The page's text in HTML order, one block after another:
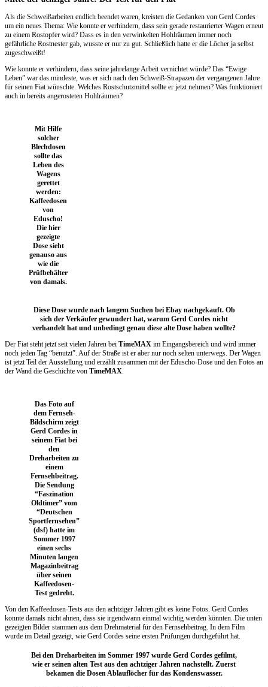
Als die Schweißarbeiten endlich beendet waren, kreisten die Gedanken von Gerd Cordes
um ein neues Thema: Wie konnte er verhindern, dass sein gerade restaurierter Wagen erneut
zu einem Rostopfer wird? Dass es in den verwinkelten Hohlräumen immer noch
gefährliche Rostnester gab, wusste er nur zu gut. Schließlich hatte er die Löcher ja selbst
zugeschweißt!
Wie konnte er verhindern, dass seine jahrelange Arbeit vernichtet würde? Das “Ewige
Leben” war das mindeste, was er sich nach den Schweiß-Strapazen der vergangenen Jahre
für seinen Fiat wünschte. Welches Rostschutzmittel sollte er jetzt nehmen? Was funktioniert
auch in bereits angerosteten Hohlräumen?
Mit Hilfe
solcher
Blechdosen
sollte das
Leben des
Wagens
gerettet
werden:
Kaffeedosen
von
Eduscho!
Die hier
gezeigte
Dose sieht
genauso aus
wie die
Prüfbehälter
von damals.
Diese Dose wurde nach langem Suchen bei Ebay nachgekauft. Ob
sich der Verkäufer gewundert hat, warum Gerd Cordes nicht
verhandelt hat und unbedingt genau diese alte Dose haben wollte?
Der Fiat steht jetzt seit vielen Jahren bei TimeMAX im Eingangsbereich und wird immer
noch jeden Tag “benutzt”. Auf der Straße ist er aber nur noch selten unterwegs. Der Wagen
ist jetzt Teil der Ausstellung und erzählt zusammen mit der Eduscho-Dose und den Fotos an
der Wand die Geschichte von TimeMAX
Das Foto auf
dem Fernseh-
Bildschirm zeigt
Gerd Cordes in
seinem Fiat bei
den
Dreharbeiten zu
einem
Fernsehbeitrag.
Die Sendung
“Faszination
Oldtimer” vom
“Deutschen
Sportfernsehen”
(dsf) hatte im
Sommer 1997
einen sechs
Minuten langen
Magazinbeitrag
über seinen
Kaffeedosen-
Test gedreht.
Von den Kaffeedosen-Tests aus den achtziger Jahren gibt es keine Fotos. Gerd Cordes
konnte damals nicht ahnen, dass sie irgendwann einmal wichtig werden könnten. Die unten
gezeigten Bilder stammen aus dem Drehmaterial für den Fernsehbeitrag. In dem Film
wurde im Detail gezeigt, wie Gerd Cordes seine ersten Prüfungen durchgeführt hat.
Bei den Dreharbeiten im Sommer 1997 wurde Gerd Cordes gefilmt,
wie er seinen alten Test aus den achtziger Jahren nachstellt. Zuerst
bekamen die Dosen Ablauflöcher für das Kondenswasser.